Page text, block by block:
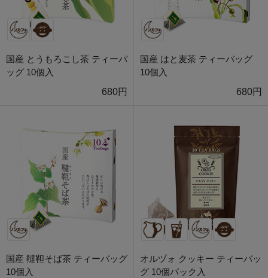
国産 とうもろこし茶 ティーバ
ッグ 10個入
680円
国産 はと麦茶 ティーバッグ
10個入
680円
国産 韃靼そば茶 ティーバッグ
10個入
オルヅォ クッキー ティーバッ
グ 10個パック入